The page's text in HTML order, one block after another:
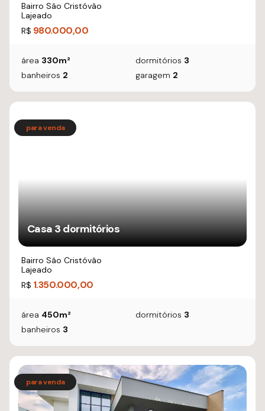
Bairro São Cristóvão
Lajeado
R$ 980.000,00
área 330m² dormitórios 3
banheiros 2 garagem 2
Casa 3 dormitórios
Bairro São Cristóvão
Lajeado
R$ 1.350.000,00
área 450m² dormitórios 3
banheiros 3